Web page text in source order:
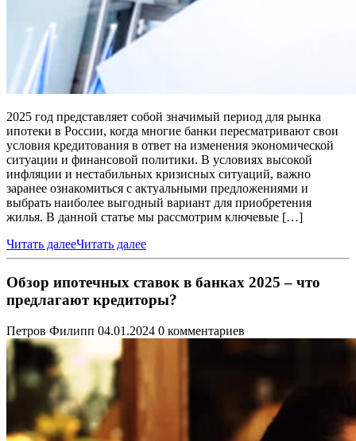
2025 год представляет собой значимый период для рынка
ипотеки в России, когда многие банки пересматривают свои
условия кредитования в ответ на изменения экономической
ситуации и финансовой политики. В условиях высокой
инфляции и нестабильных кризисных ситуаций, важно
заранее ознакомиться с актуальными предложениями и
выбрать наиболее выгодный вариант для приобретения
жилья. В данной статье мы рассмотрим ключевые […]
Читать далееЧитать далее
Обзор ипотечных ставок в банках 2025 – что
предлагают кредиторы?
Петров Филипп 04.01.2024 0 комментариев